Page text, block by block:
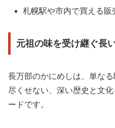
札幌駅や市内で買える販
元祖の味を受け継ぐ長
長万部のかにめしは、単な
尽くせない、深い歴史と文
ードです。